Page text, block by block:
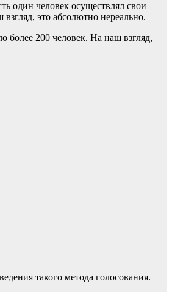
один человек осуществлял свои
это абсолютно нереально.
более 200 человек. На наш взгляд,
такого метода голосования.